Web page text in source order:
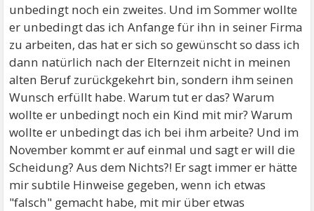
unbedingt noch ein zweites. Und im Sommer wollte
er unbedingt das ich Anfange für ihn in seiner Firma
zu arbeiten, das hat er sich so gewünscht so dass ich
dann natürlich nach der Elternzeit nicht in meinen
alten Beruf zurückgekehrt bin, sondern ihm seinen
Wunsch erfüllt habe. Warum tut er das? Warum
wollte er unbedingt noch ein Kind mit mir? Warum
wollte er unbedingt das ich bei ihm arbeite? Und im
November kommt er auf einmal und sagt er will die
Scheidung? Aus dem Nichts?! Er sagt immer er hätte
mir subtile Hinweise gegeben, wenn ich etwas
"falsch" gemacht habe, mit mir über etwas